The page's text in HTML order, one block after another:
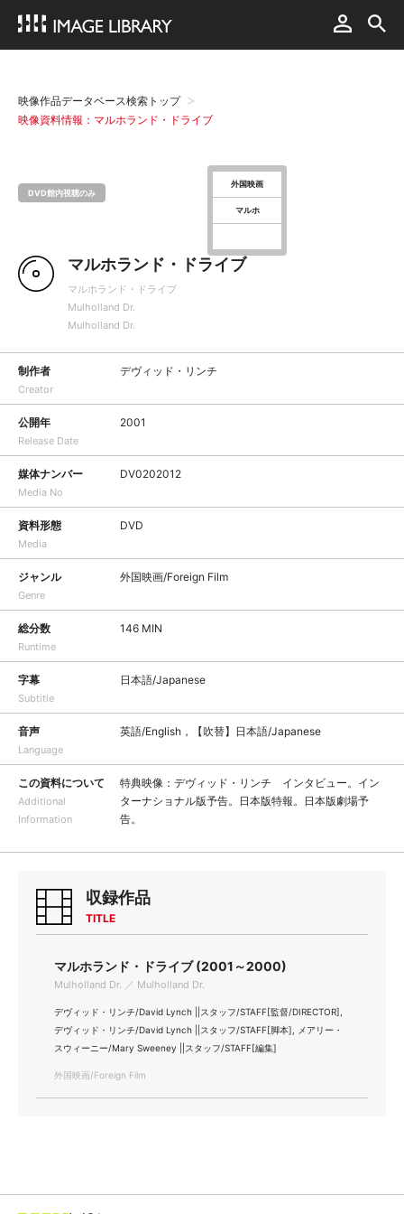
映像作品データベース検索トップ
映像資料情報：マルホランド・ドライブ
DVD館内視聴のみ
外国映画
マルホ
マルホランド・ドライブ
マルホランド・ドライブ
Mulholland Dr.
Mulholland Dr.
制作者
Creator
デヴィッド・リンチ
公開年
Release Date
2001
媒体ナンバー
Media No
DV0202012
資料形態
Media
DVD
ジャンル
Genre
外国映画/Foreign Film
総分数
Runtime
146 MIN
字幕
Subtitle
日本語/Japanese
音声
Language
英語/English，【吹替】日本語/Japanese
この資料について
Additional
Information
特典映像：デヴィッド・リンチ インタビュー。イン
ターナショナル版予告。日本版特報。日本版劇場予
告。
収録作品
TITLE
マルホランド・ドライブ (2001～2000)
Mulholland Dr. ／ Mulholland Dr.
デヴィッド・リンチ/David Lynch ||スタッフ/STAFF[監督/DIRECTOR],
デヴィッド・リンチ/David Lynch ||スタッフ/STAFF[脚本], メアリー・
スウィーニー/Mary Sweeney ||スタッフ/STAFF[編集]
外国映画/Foreign Film